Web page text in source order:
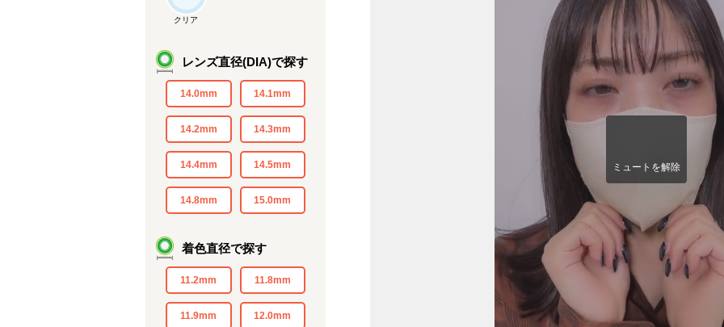
クリア
レンズ直径(DIA)で探す
14.0mm 14.1mm
14.2mm 14.3mm
14.4mm 14.5mm
14.8mm 15.0mm
着色直径で探す
11.2mm 11.8mm
11.9mm 12.0mm